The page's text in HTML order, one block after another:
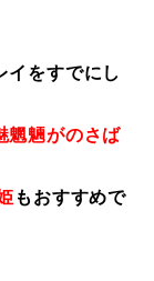
イをすでにし
魍魎がのさば
もおすすめで